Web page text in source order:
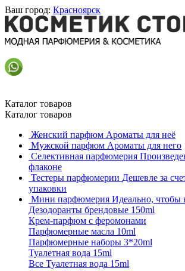
Ваш город: Красноярск
Каталог товаров
Каталог товаров
Женский парфюм Ароматы для неё
Мужской парфюм Ароматы для него
Селективная парфюмерия
флаконе
Тестеры парфюмерии Дешевле за
упаковки
Мини парфюмерия Идеально, чтобы
Дезодоранты брендовые 150ml
Крем-парфюм с феромонами
Парфюмерные масла 10ml
Парфюмерные наборы 3*20ml
Туалетная вода 15ml
Все Туалетная вода 15ml